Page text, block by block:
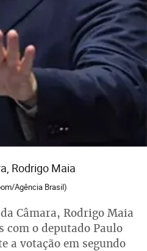
Rodrigo Maia
Agência Brasil)
Câmara, Rodrigo Maia
com o deputado Paulo
a votação em segundo